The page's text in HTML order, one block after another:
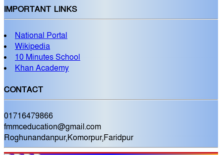
IMPORTANT LINKS
National Portal
Wikipedia
10 Minutes School
Khan Academy
CONTACT
01716479866
fmmceducation@gmail.com
Roghunandanpur,Komorpur,Faridpur